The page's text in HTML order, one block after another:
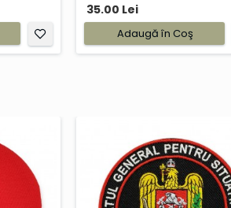
35.00 Lei
Adaugă în Coş